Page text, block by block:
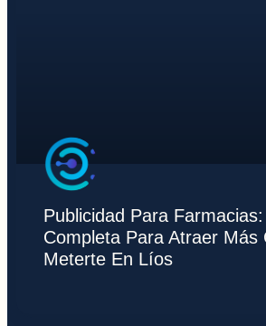
Publicidad Para
Completa Para Atraer Más
Meterte En Líos